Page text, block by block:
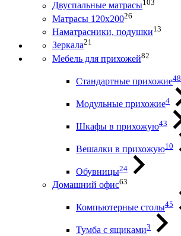
Двуспальные матрасы103
Матрасы 120х20026
Наматрасники, подушки13
Зеркала21
Мебель для прихожей82
Стандартные прихожие48
Модульные прихожие4
Шкафы в прихожую43
Вешалки в прихожую10
Обувницы24
Домашний офис63
Компьютерные столы45
Тумба с ящиками3